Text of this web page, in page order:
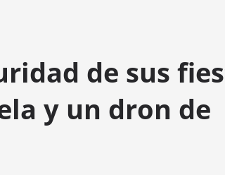
de sus
y un dron de